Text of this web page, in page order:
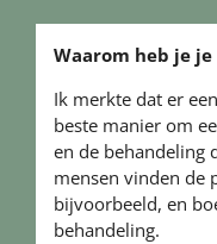
Waarom heb je
Ik merkte dat er
beste manier om
en de behandeling
mensen vinden de
bijvoorbeeld, en
behandeling.